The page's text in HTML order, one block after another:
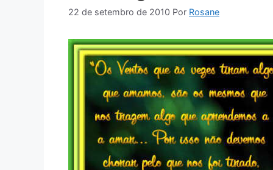
22 de setembro de 2010 Por Rosane